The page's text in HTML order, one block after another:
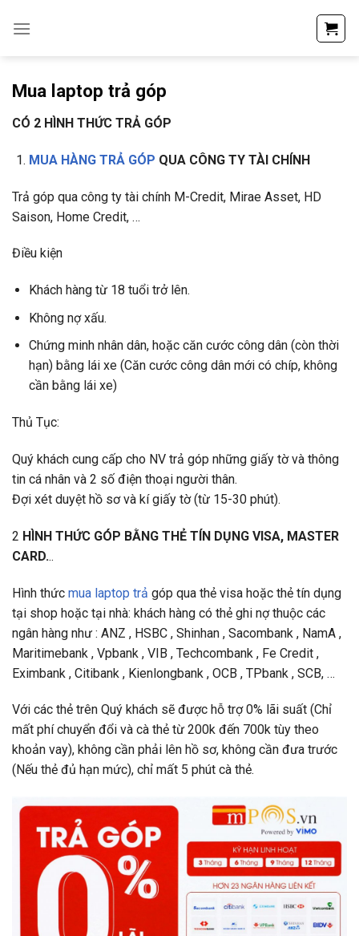
Mua laptop trả góp
CÓ 2 HÌNH THỨC TRẢ GÓP
MUA HÀNG TRẢ GÓP QUA CÔNG TY TÀI CHÍNH
Trả góp qua công ty tài chính M-Credit, Mirae Asset, HD
Saison, Home Credit, …
Điều kiện
Khách hàng từ 18 tuổi trở lên.
Không nợ xấu.
Chứng minh nhân dân, hoặc căn cước công dân (còn thời
hạn) bằng lái xe (Căn cước công dân mới có chíp, không
cần bằng lái xe)
Thủ Tục:
Quý khách cung cấp cho NV trả góp những giấy tờ và thông
tin cá nhân và 2 số điện thoại người thân.
Đợi xét duyệt hồ sơ và kí giấy tờ (từ 15-30 phút).
2 HÌNH THỨC GÓP BẰNG THẺ TÍN DỤNG VISA, MASTER
CARD...
Hình thức mua laptop trả góp qua thẻ visa hoặc thẻ tín dụng
tại shop hoặc tại nhà: khách hàng có thẻ ghi nợ thuộc các
ngân hàng như : ANZ , HSBC , Shinhan , Sacombank , NamA ,
Maritimebank , Vpbank , VIB , Techcombank , Fe Credit ,
Eximbank , Citibank , Kienlongbank , OCB , TPbank , SCB, …
Với các thẻ trên Quý khách sẽ được hỗ trợ 0% lãi suất (Chỉ
mất phí chuyển đổi và cà thẻ từ 200k đến 700k tùy theo
khoản vay), không cần phải lên hồ sơ, không cần đưa trước
(Nếu thẻ đủ hạn mức), chỉ mất 5 phút cà thẻ.